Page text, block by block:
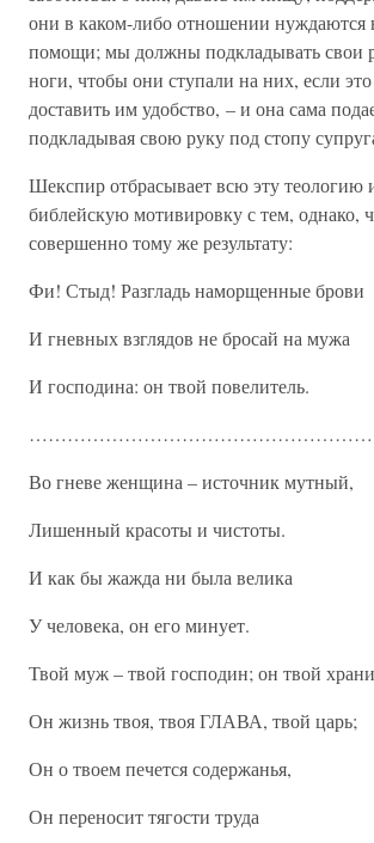
они в каком-либо отношении нуждаются
помощи; мы должны подкладывать свои
ноги, чтобы они ступали на них, если
доставить им удобство, – и она сама
подкладывая свою руку под стопу
Шекспир отбрасывает всю эту теологию
библейскую мотивировку с тем, однако,
совершенно тому же результату:
Фи! Стыд! Разгладь наморщенные брови
И гневных взглядов не бросай на мужа
И господина: он твой повелитель.
Во гневе женщина – источник мутный,
Лишенный красоты и чистоты.
И как бы жажда ни была велика
У человека, он его минует.
Твой муж – твой господин; он твой
Он жизнь твоя, твоя ГЛАВА, твой царь;
Он о твоем печется содержанья,
Он переносит тягости труда